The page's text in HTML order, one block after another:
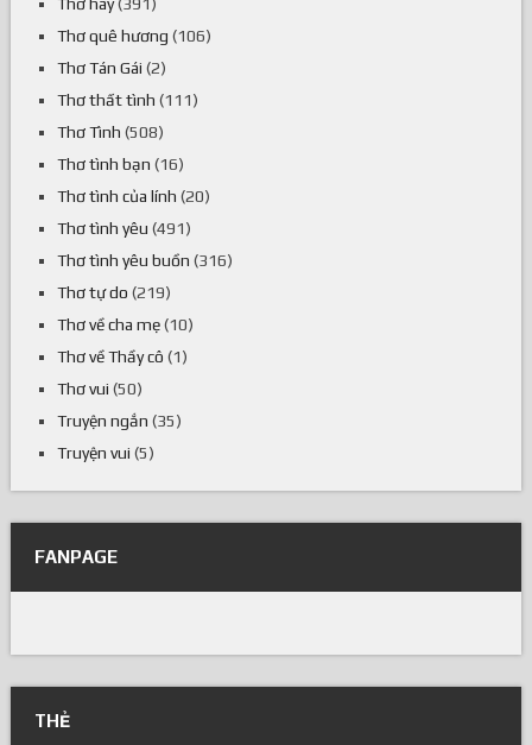
Thơ quê hương (106)
Thơ Tán Gái (2)
Thơ thất tình (111)
Thơ Tình (508)
Thơ tình bạn (16)
Thơ tình của lính (20)
Thơ tình yêu (491)
Thơ tình yêu buồn (316)
Thơ tự do (219)
Thơ về cha mẹ(10)
Thơ về Thầy cô (1)
Thơ vui (50)
Truyện ngắn (35)
Truyện vui (5)
FANPAGE
THẺ